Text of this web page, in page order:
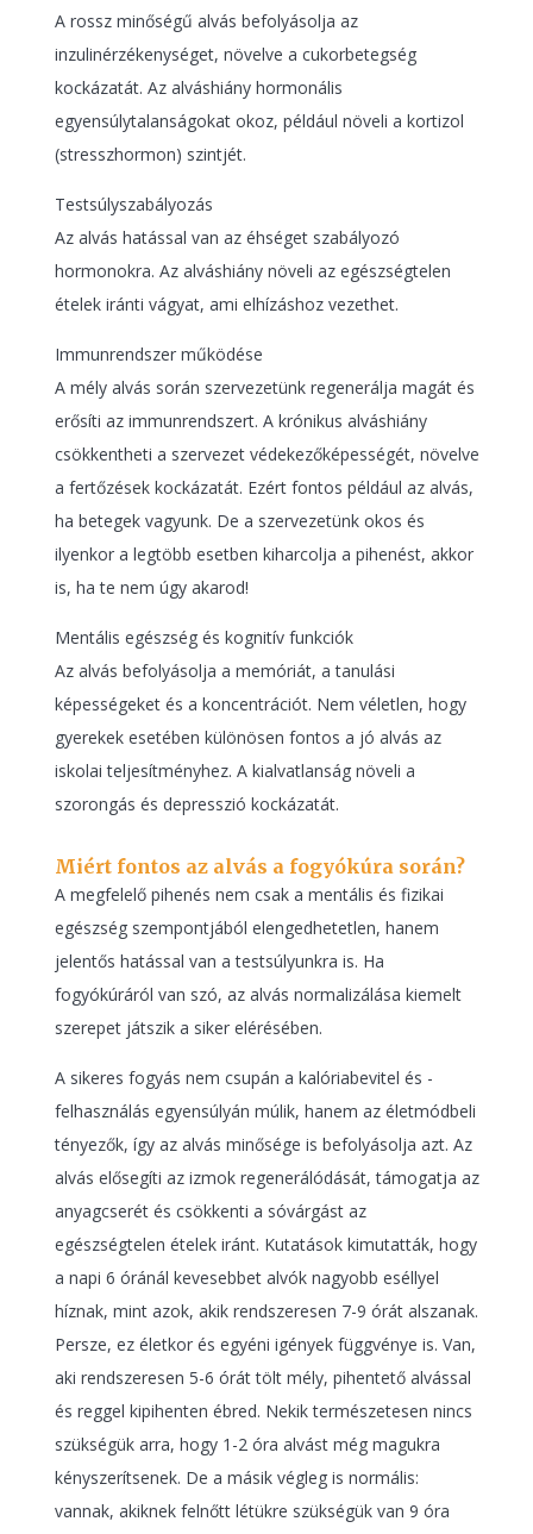
A rossz minőségű alvás befolyásolja az
inzulinérzékenységet, növelve a cukorbetegség
kockázatát. Az alváshiány hormonális
egyensúlytalanságokat okoz, például növeli a kortizol
(stresszhormon) szintjét.
Testsúlyszabályozás
Az alvás hatással van az éhséget szabályozó
hormonokra. Az alváshiány növeli az egészségtelen
ételek iránti vágyat, ami elhízáshoz vezethet.
Immunrendszer működése
A mély alvás során szervezetünk regenerálja magát és
erősíti az immunrendszert. A krónikus alváshiány
csökkentheti a szervezet védekezőképességét, növelve
a fertőzések kockázatát. Ezért fontos például az alvás,
ha betegek vagyunk. De a szervezetünk okos és
ilyenkor a legtöbb esetben kiharcolja a pihenést, akkor
is, ha te nem úgy akarod!
Mentális egészség és kognitív funkciók
Az alvás befolyásolja a memóriát, a tanulási
képességeket és a koncentrációt. Nem véletlen, hogy
gyerekek esetében különösen fontos a jó alvás az
iskolai teljesítményhez. A kialvatlanság növeli a
szorongás és depresszió kockázatát.
Miért fontos az alvás a fogyókúra során?
A megfelelő pihenés nem csak a mentális és fizikai
egészség szempontjából elengedhetetlen, hanem
jelentős hatással van a testsúlyunkra is. Ha
fogyókúráról van szó, az alvás normalizálása kiemelt
szerepet játszik a siker elérésében.
A sikeres fogyás nem csupán a kalóriabevitel és -
felhasználás egyensúlyán múlik, hanem az életmódbeli
tényezők, így az alvás minősége is befolyásolja azt. Az
alvás elősegíti az izmok regenerálódását, támogatja az
anyagcserét és csökkenti a sóvárgást az
egészségtelen ételek iránt. Kutatások kimutatták, hogy
a napi 6 óránál kevesebbet alvók nagyobb eséllyel
híznak, mint azok, akik rendszeresen 7-9 órát alszanak.
Persze, ez életkor és egyéni igények függvénye is. Van,
aki rendszeresen 5-6 órát tölt mély, pihentető alvással
és reggel kipihenten ébred. Nekik természetesen nincs
szükségük arra, hogy 1-2 óra alvást még magukra
kényszerítsenek. De a másik végleg is normális:
vannak, akiknek felnőtt létükre szükségük van 9 óra